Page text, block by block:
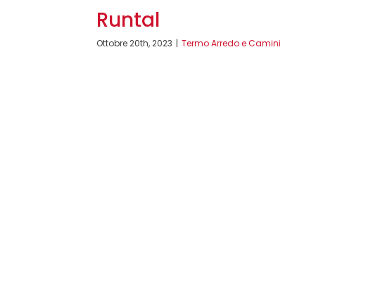
Runtal
Ottobre 20th, 2023 | Termo Arredo e Camini